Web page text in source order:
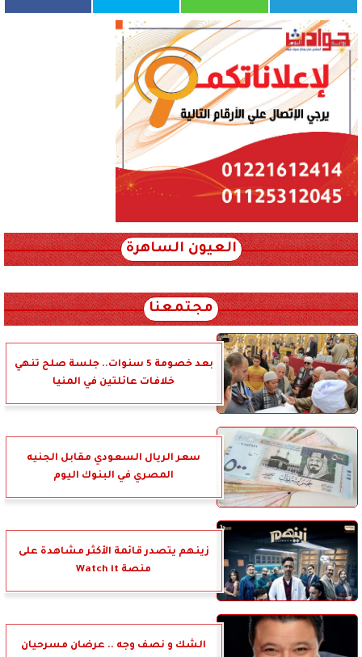
العيون الساهرة
مجتمعنا
بعد خصومة 5 سنوات.. جلسة صلح تنهي
خلافات عائلتين في المنيا
‎سعر الريال السعودي مقابل الجنيه
المصري في البنوك اليوم
زينهم يتصدر قائمة الأكثر مشاهدة على
منصة Watch it
الشك و نصف وجه .. عرضان مسرحيان